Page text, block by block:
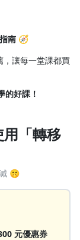
南 🧭
讓每一堂課都買
的好課！
「轉移
🤫
元優惠券